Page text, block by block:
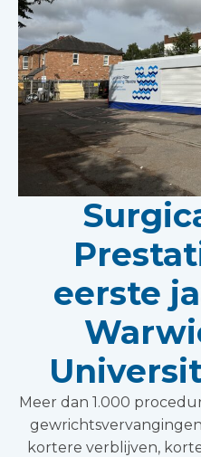
eerste
Meer dan 1.000
kortere verblijven,